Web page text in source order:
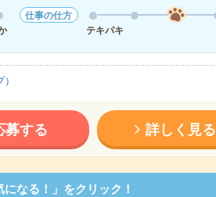
仕事の仕方
テキパキ
募する 詳しく見る
なる！」をクリック！